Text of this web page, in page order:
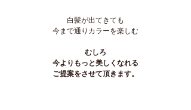
白髪が出てきても
今まで通りカラーを楽しむ
むしろ
今よりもっと美しくなれる
ご提案をさせて頂きます。